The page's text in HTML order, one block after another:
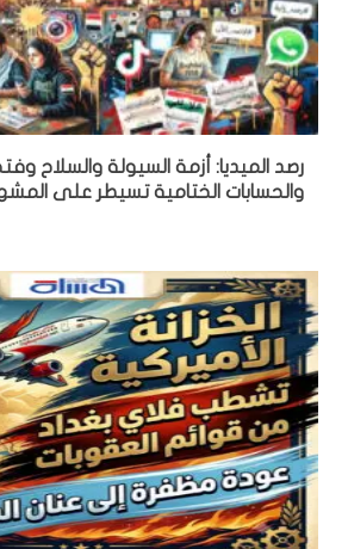
رصد الميديا: أزمة السيولة والسلاح
والحسابات الختامية تسيطر على